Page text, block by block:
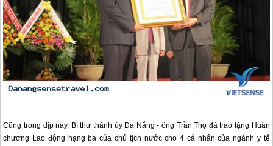
Cũng trong dịp này, Bí thư thành ủyĐà Nẵng - ông Trần Thọ đã trao tặng Huân
chương Lao động hạng ba của chủ tịch nước cho 4 cá nhân của ngành y tế